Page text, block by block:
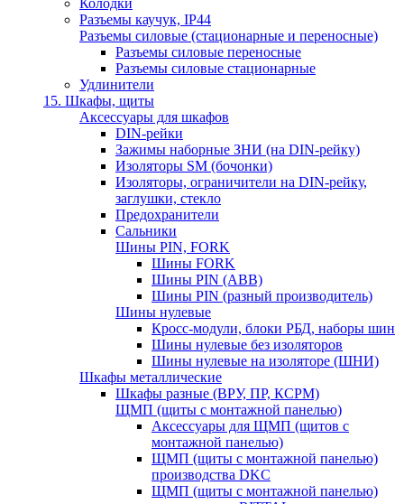
Колодки
Разъемы каучук, IP44
Разъемы силовые (стационарные и переносные)
Разъемы силовые переносные
Разъемы силовые стационарные
Удлинители
15. Шкафы, щиты
Аксессуары для шкафов
DIN-рейки
Зажимы наборные ЗНИ (на DIN-рейку)
Изоляторы SM (бочонки)
Изоляторы, ограничители на DIN-рейку,
заглушки, стекло
Предохранители
Сальники
Шины PIN, FORK
Шины FORK
Шины PIN (АВВ)
Шины PIN (разный производитель)
Шины нулевые
Кросс-модули, блоки РБД, наборы шин
Шины нулевые без изоляторов
Шины нулевые на изоляторе (ШНИ)
Шкафы металлические
Шкафы разные (ВРУ, ПР, КСРМ)
ЩМП (щиты с монтажной панелью)
Аксессуары для ЩМП (щитов с
монтажной панелью)
ЩМП (щиты с монтажной панелью)
производства DKC
ЩМП (щиты с монтажной панелью)